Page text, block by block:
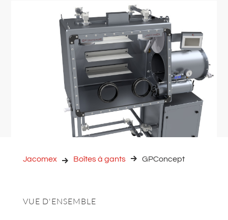
Jacomex Boîtes à gants GPConcept
VUE D'ENSEMBLE